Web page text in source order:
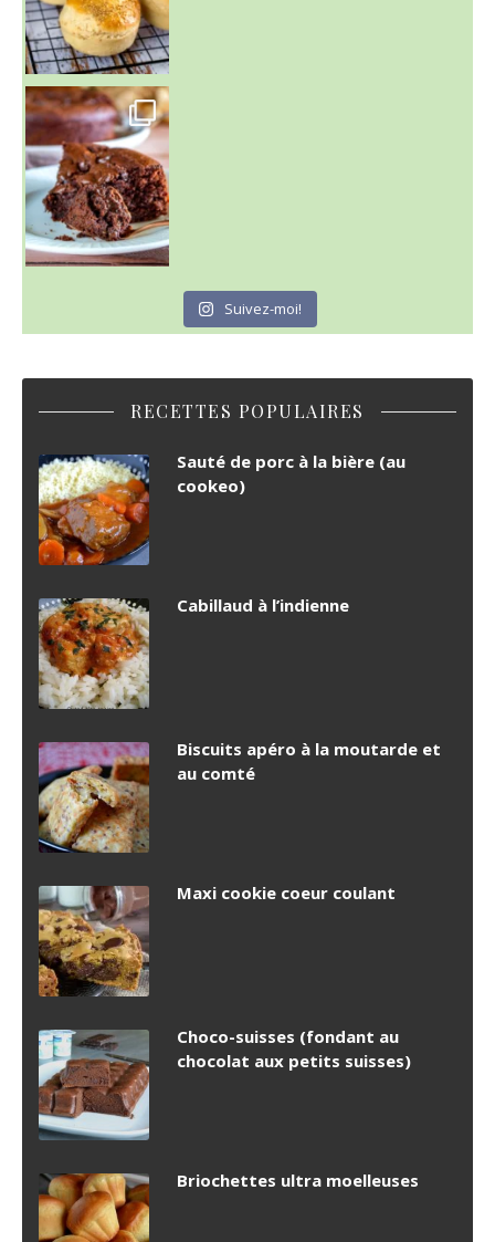
~ GÂTEAU FONDANT CHOCO NOISETTE ~
C'est lundi
Suivez-moi!
RECETTES POPULAIRES
Sauté de porc à la bière (au
cookeo)
Cabillaud à l’indienne
Biscuits apéro à la moutarde et
au comté
Maxi cookie coeur coulant
Choco-suisses (fondant au
chocolat aux petits suisses)
Briochettes ultra moelleuses